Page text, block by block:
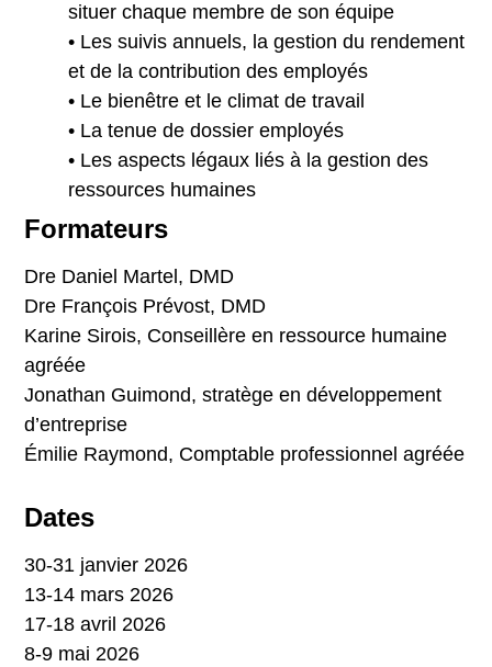
situer chaque membre de son équipe
• Les suivis annuels, la gestion du rendement
et de la contribution des employés
• Le bienêtre et le climat de travail
• La tenue de dossier employés
• Les aspects légaux liés à la gestion des
ressources humaines
Formateurs
Dre Daniel Martel, DMD
Dre François Prévost, DMD
Karine Sirois, Conseillère en ressource humaine
agréée
Jonathan Guimond, stratège en développement
d’entreprise
Émilie Raymond, Comptable professionnel agréée
Dates
30-31 janvier 2026
13-14 mars 2026
17-18 avril 2026
8-9 mai 2026